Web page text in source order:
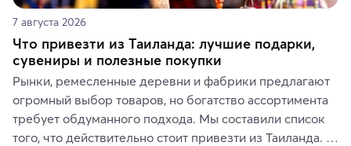
7 августа 2026
Что привезти из Таиланда: лучшие подарки,
сувениры и полезные покупки
Рынки, ремесленные деревни и фабрики предлагают
огромный выбор товаров, но богатство ассортимента
требует обдуманного подхода. Мы составили список
того, что действительно стоит привезти из Таиланда.